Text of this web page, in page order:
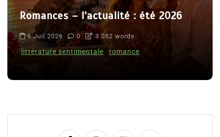
Romances – l’actualité : été 2026
6 Juil 2026 0 3 052 words
littérature sentimentale romance